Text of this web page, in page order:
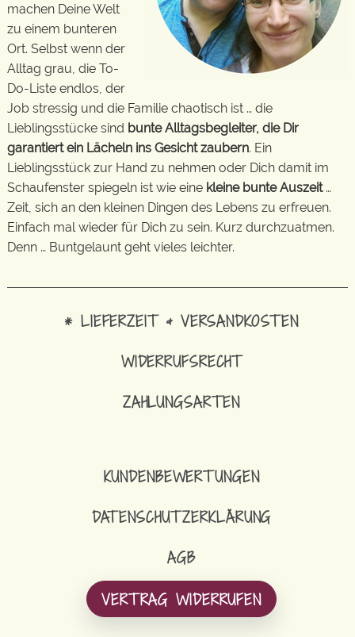
machen Deine Welt
zu einem bunteren
Ort. Selbst wenn der
Alltag grau, die To-
Do-Liste endlos, der
Job stressig und die Familie chaotisch ist … die
Lieblingsstücke sind bunte Alltagsbegleiter, die Dir
garantiert ein Lächeln ins Gesicht zaubern. Ein
Lieblingsstück zur Hand zu nehmen oder Dich damit im
Schaufenster spiegeln ist wie eine kleine bunte Auszeit…
Zeit, sich an den kleinen Dingen des Lebens zu erfreuen.
Einfach mal wieder für Dich zu sein. Kurz durchzuatmen.
Denn … Buntgelaunt geht vieles leichter.
* LIEFERZEIT & VERSANDKOSTEN
WIDERRUFSRECHT
ZAHLUNGSARTEN
KUNDENBEWERTUNGEN
DATENSCHUTZERKLÄRUNG
AGB
VERTRAG WIDERRUFEN